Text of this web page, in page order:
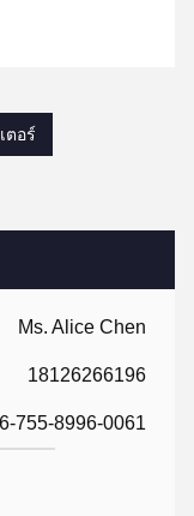
Ms. Alice Chen
18126266196
755-8996-0061
ตอร์